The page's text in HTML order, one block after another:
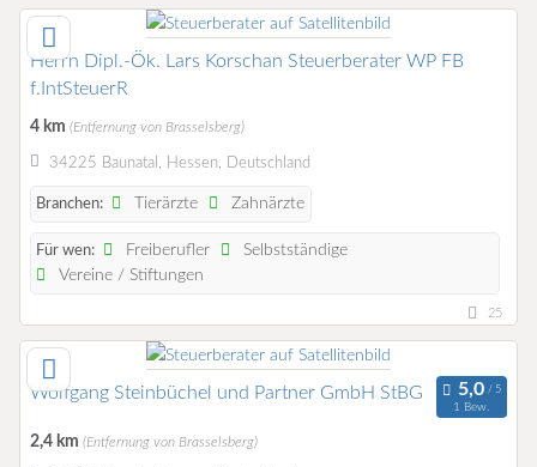
Herrn Dipl.-Ök. Lars Korschan Steuerberater WP FB
f.IntSteuerR
4 km (Entfernung von Brasselsberg)
34225 Baunatal, Hessen, Deutschland
Branchen: Tierärzte Zahnärzte
Für wen: Freiberufler
Selbstständige
Vereine / Stiftungen
25
Wolfgang Steinbüchel und Partner GmbH StBG
1 Bew.
2,4 km (Entfernung von Brasselsberg)